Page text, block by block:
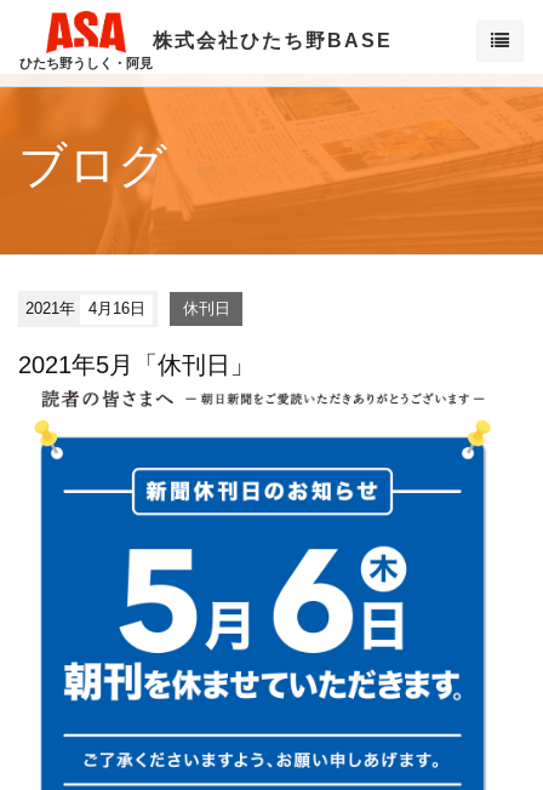
ひたち野うしく・阿見
株式会社ひたち野BASE
ブログ
2021年 4月16日 休刊日
2021年5月「休刊日」